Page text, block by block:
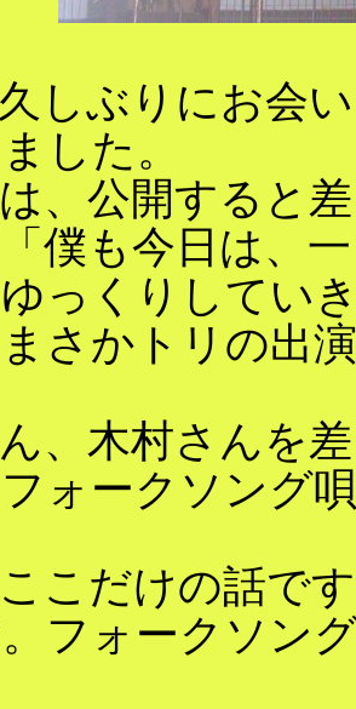
しぶりにお会
した。
、公開すると
僕も今日は、
っくりしてい
さかトリの出
ん、木村さんを
ォークソング
ここだけの話で
フォークソン